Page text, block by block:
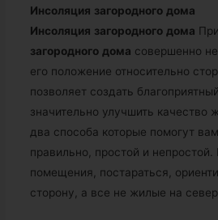
Инсоляция загородного дома
Инсоляция загородного дома
загородного дома совершенно
его положение относительно
позволяет создать
значительно улучшить качество
два способа которые помогут
правильно, простой и
помещения, постараться,
сторону, а все не жилые на